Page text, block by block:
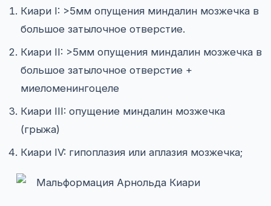
Киари I: >5мм опущения миндалин мозжечка в
большое затылочное отверстие.
Киари II: >5мм опущения миндалин мозжечка в
большое затылочное отверстие +
миеломенингоцеле
Киари III: опущение миндалин мозжечка
(грыжа)
Киари IV: гипоплазия или аплазия мозжечка;